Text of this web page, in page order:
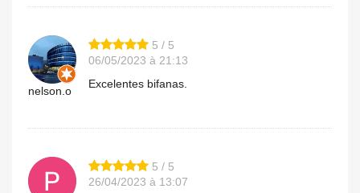
nelson.o
5 / 5
06/05/2023 à 21:13
Excelentes bifanas.
5 / 5
26/04/2023 à 13:07